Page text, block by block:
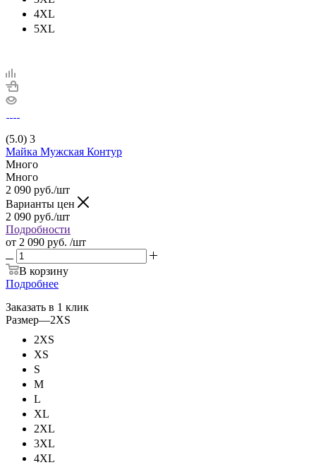
4XL
5XL
(5.0) 3
Майка Мужская Контур
Много
Много
2 090 руб./шт
Варианты цен
2 090 руб./шт
Подробности
от 2 090 руб. /шт
В корзину
Подробнее
Заказать в 1 клик
Размер—2XS
2XS
XS
S
M
L
XL
2XL
3XL
4XL